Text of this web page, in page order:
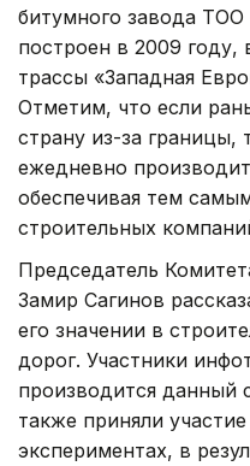
битумного завода
построен в 2009 году,
трассы «Западная
Отметим, что если
страну из-за границы,
ежедневно
обеспечивая тем
строительных
Председатель
Замир Сагинов
его значении в
дорог. Участники
производится данный
также приняли
экспериментах, в